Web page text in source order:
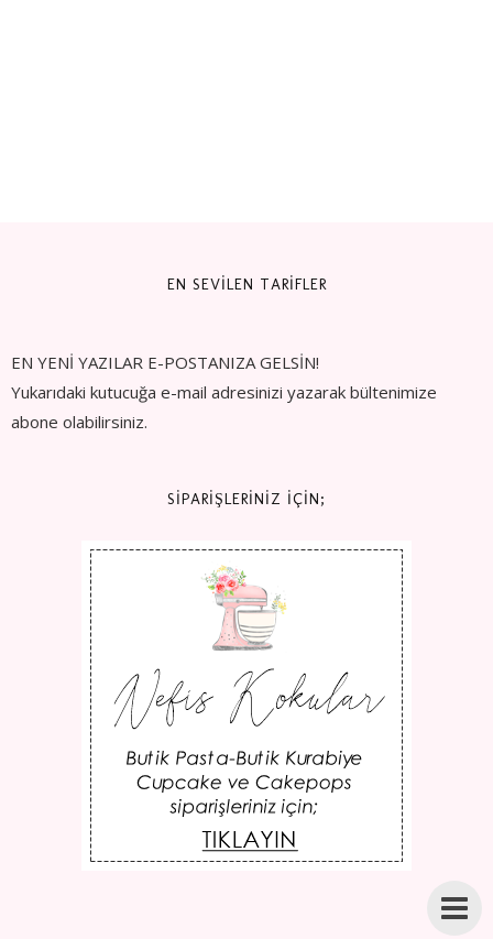
EN SEVİLEN TARİFLER
EN YENİ YAZILAR E-POSTANIZA GELSİN!
Yukarıdaki kutucuğa e-mail adresinizi yazarak bültenimize
abone olabilirsiniz.
SİPARİŞLERİNİZ İÇİN;